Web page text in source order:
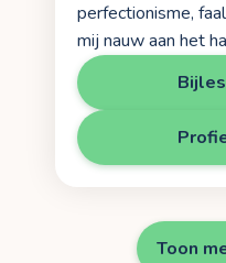
perfectionisme,
mij nauw aan het
Toon